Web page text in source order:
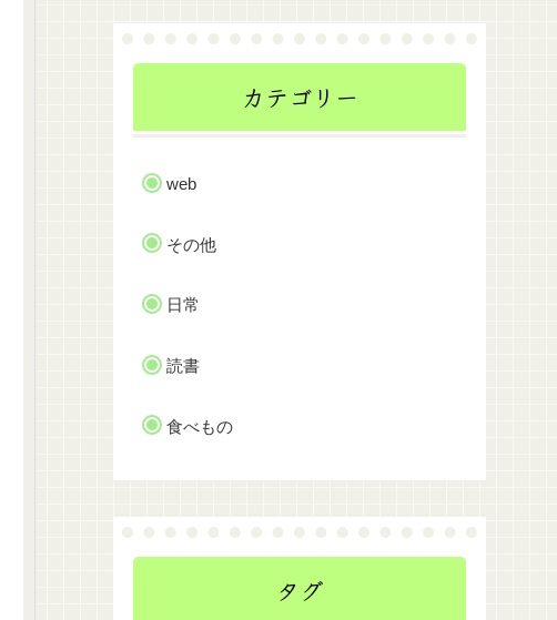
カテゴリー
web
その他
日常
読書
食べもの
タグ